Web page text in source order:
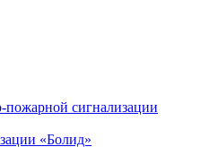
пожарной сигнализации
«Болид»